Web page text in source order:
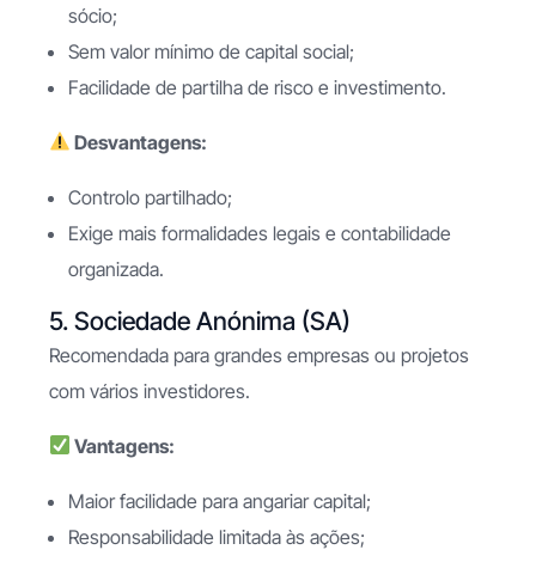
sócio;
Sem valor mínimo de capital social;
Facilidade de partilha de risco e investimento.
Desvantagens:
Controlo partilhado;
Exige mais formalidades legais e contabilidade
organizada.
5. Sociedade Anónima (SA)
Recomendada para grandes empresas ou projetos
com vários investidores.
Vantagens:
Maior facilidade para angariar capital;
Responsabilidade limitada às ações;